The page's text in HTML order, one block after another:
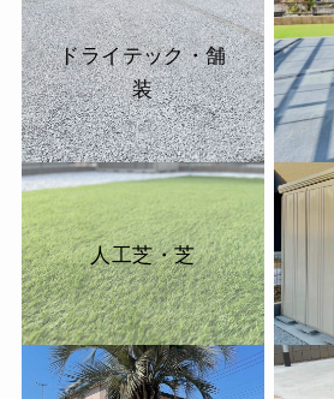
ドライテック・舗
装
人工芝・芝